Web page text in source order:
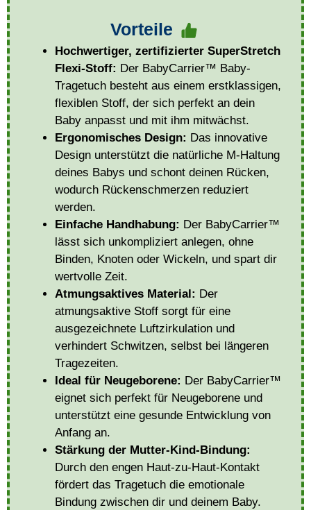
Vorteile
Hochwertiger, zertifizierter SuperStretch
Flexi-Stoff: Der BabyCarrier™ Baby-
Tragetuch besteht aus einem erstklassigen,
flexiblen Stoff, der sich perfekt an dein
Baby anpasst und mit ihm mitwächst.
Ergonomisches Design: Das innovative
Design unterstützt die natürliche M-Haltung
deines Babys und schont deinen Rücken,
wodurch Rückenschmerzen reduziert
werden.
Einfache Handhabung: Der BabyCarrier™
lässt sich unkompliziert anlegen, ohne
Binden, Knoten oder Wickeln, und spart dir
wertvolle Zeit.
Atmungsaktives Material: Der
atmungsaktive Stoff sorgt für eine
ausgezeichnete Luftzirkulation und
verhindert Schwitzen, selbst bei längeren
Tragezeiten.
Ideal für Neugeborene: Der BabyCarrier™
eignet sich perfekt für Neugeborene und
unterstützt eine gesunde Entwicklung von
Anfang an.
Stärkung der Mutter-Kind-Bindung:
Durch den engen Haut-zu-Haut-Kontakt
fördert das Tragetuch die emotionale
Bindung zwischen dir und deinem Baby.